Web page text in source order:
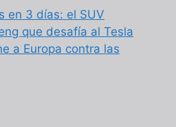
en 3 días: el SUV
que desafía al Tesla
a Europa contra las